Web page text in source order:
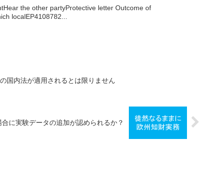
the other partyProtective letter Outcome of
localEP4108782...
国内法が適用されるとは限りません
に実験データの追加が認められるか？